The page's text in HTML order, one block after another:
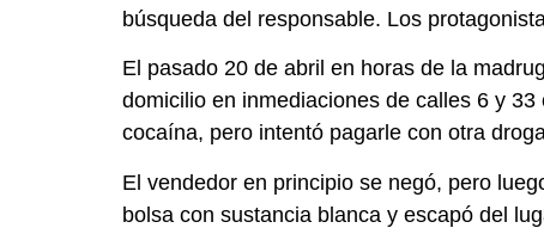
búsqueda del responsable. Los
El pasado 20 de abril en horas de la
domicilio en inmediaciones de calles 6 y
cocaína, pero intentó pagarle con otra
El vendedor en principio se negó, pero
bolsa con sustancia blanca y escapó del